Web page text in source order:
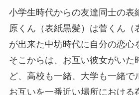
小学生時代からの友達同士の表
原くん（表紙黒髪）は菅くん（
が出来た中坊時代に自分の恋心
そこからは、お互い彼女がいた
ど、高校も一緒、大学も一緒で
お互いを一番近い場所における